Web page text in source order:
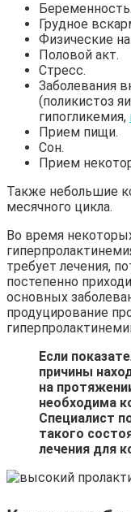
Беременность.
Грудное
Физические
Половой акт.
Стресс.
Заболевания
(поликистоз
гипогликемия,
Прием пищи.
Сон.
Прием
Также небольшие
месячного цикла.
Во время
требует лечения,
постепенно
основных
продуцирование
Если
причины
на
необходима
Специалист
такого
лечения для